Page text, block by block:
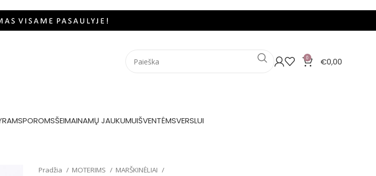
0 €0,00
POROMSŠEIMAINAMŲ JAUKUMUIŠVENTĖMSVERSLUI
Pradžia MOTERIMS
MARŠKINĖLIAI